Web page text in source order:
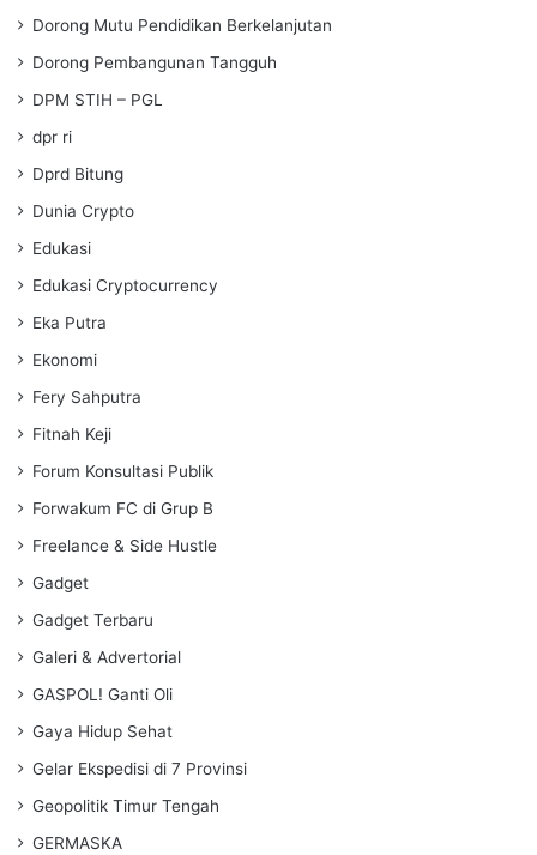
Dorong Mutu Pendidikan Berkelanjutan
Dorong Pembangunan Tangguh
DPM STIH – PGL
dpr ri
Dprd Bitung
Dunia Crypto
Edukasi
Edukasi Cryptocurrency
Eka Putra
Ekonomi
Fery Sahputra
Fitnah Keji
Forum Konsultasi Publik
Forwakum FC di Grup B
Freelance & Side Hustle
Gadget
Gadget Terbaru
Galeri & Advertorial
GASPOL! Ganti Oli
Gaya Hidup Sehat
Gelar Ekspedisi di 7 Provinsi
Geopolitik Timur Tengah
GERMASKA